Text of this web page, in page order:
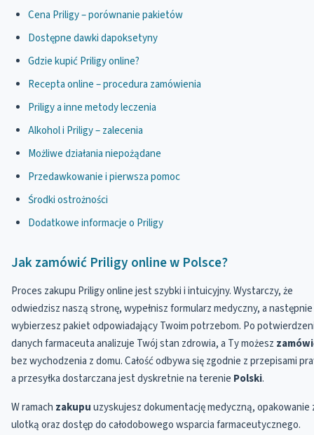
Cena Priligy – porównanie pakietów
Dostępne dawki dapoksetyny
Gdzie kupić Priligy online?
Recepta online – procedura zamówienia
Priligy a inne metody leczenia
Alkohol i Priligy – zalecenia
Możliwe działania niepożądane
Przedawkowanie i pierwsza pomoc
Środki ostrożności
Dodatkowe informacje o Priligy
Jak zamówić Priligy online w Polsce?
Proces zakupu Priligy online jest szybki i intuicyjny. Wystarczy, że
odwiedzisz naszą stronę, wypełnisz formularz medyczny, a następnie
wybierzesz pakiet odpowiadający Twoim potrzebom. Po
danych farmaceuta analizuje Twój stan zdrowia, a Ty możesz
bez wychodzenia z domu. Całość odbywa się zgodnie z przepisami
a przesyłka dostarczana jest dyskretnie na terenie Polski.
W ramach zakupuuzyskujesz dokumentację medyczną, opakowanie
ulotką oraz dostęp do całodobowego wsparcia farmaceutycznego.